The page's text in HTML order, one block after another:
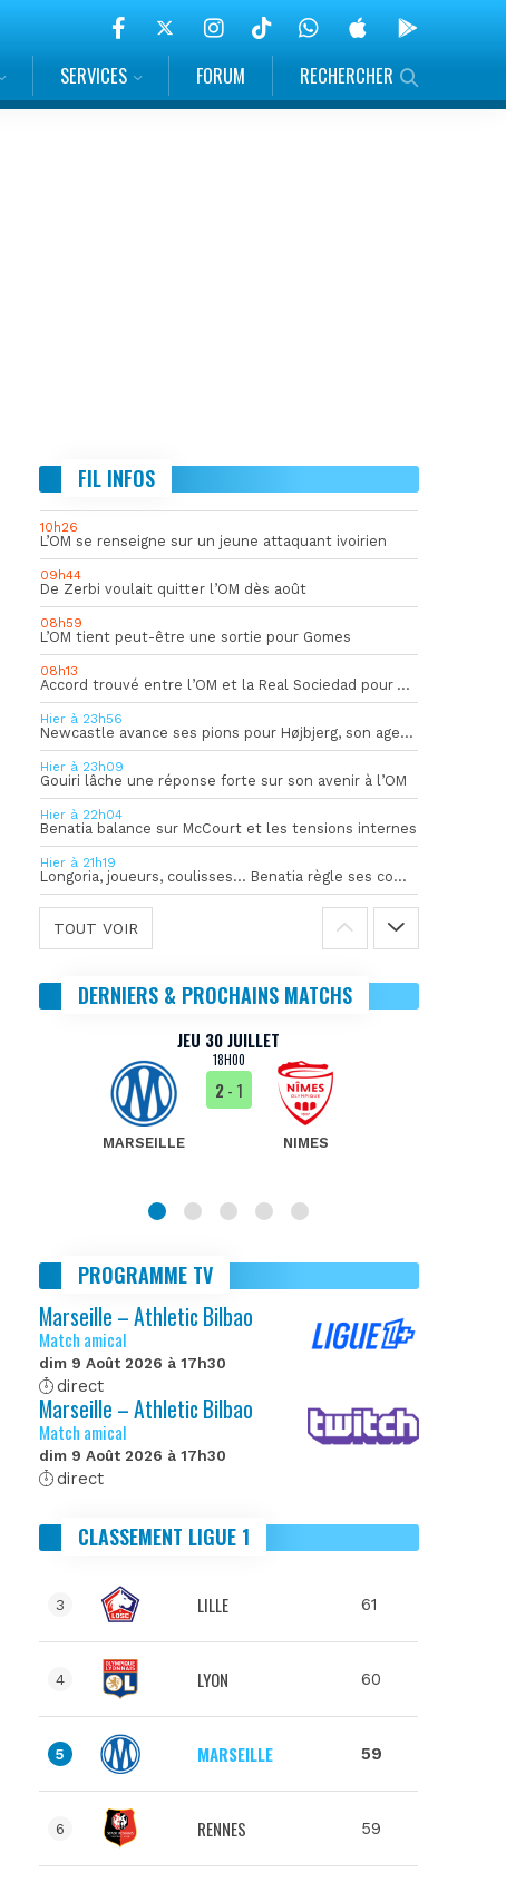
SERVICES FORUM RECHERCHER
FIL INFOS
10h26
L’OM se renseigne sur un jeune attaquant ivoirien
09h44
De Zerbi voulait quitter l’OM dès août
08h59
L’OM tient peut-être une sortie pour Gomes
08h13
Accord trouvé entre l’OM et la Real Sociedad pour Aguerd
Hier à 23h56
Newcastle avance ses pions pour Højbjerg, son agent sort du silence
Hier à 23h09
Gouiri lâche une réponse forte sur son avenir à l’OM
Hier à 22h04
Benatia balance sur McCourt et les tensions internes
Hier à 21h19
Longoria, joueurs, coulisses… Benatia règle ses comptes !
TOUT VOIR
DERNIERS & PROCHAINS MATCHS
JEU 30 JUILLET
18H00
MARSEILLE
2- 1
NIMES
PROGRAMME TV
Marseille – Athletic Bilbao
Match amical
dim 9 Août 2026 à 17h30
direct
Marseille – Athletic Bilbao
Match amical
dim 9 Août 2026 à 17h30
direct
CLASSEMENT LIGUE 1
3 LILLE 61
4 LYON 60
5 MARSEILLE 59
6 RENNES 59